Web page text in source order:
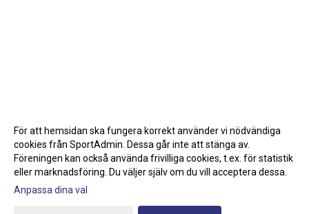
Gå till Webbversion
För att hemsidan ska fungera korrekt använder vi nödvändiga
cookies från SportAdmin. Dessa går inte att stänga av.
Föreningen kan också använda frivilliga cookies, t.ex. för statistik
eller marknadsföring. Du väljer själv om du vill acceptera dessa.
Anpassa dina val